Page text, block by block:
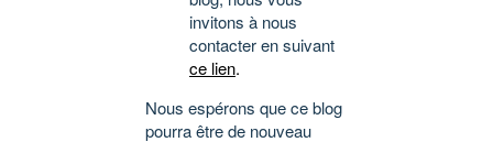
invitons à nous
contacter en suivant
ce lien.
Nous espérons que ce blog
pourra être de nouveau